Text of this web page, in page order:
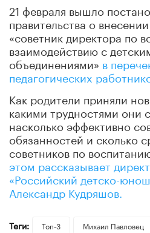
21 февраля вышло
правительства о
«советник директора по
взаимодействию с
объединениями» в
педагогических
Как родители приняли
какими трудностями они
насколько эффективно
обязанностей и сколько
советников по
этом рассказывает
«Российский детско-
Александр Кудряшов.
Теги: Топ-3 Михаил Павловец